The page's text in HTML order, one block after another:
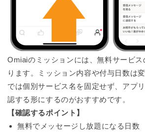
Omiaiのミッションには、無料サービ
ります。ミッション内容や付与日数は
では個別サービス名を固定せず、アプ
認する形にするのがおすすめです。
【確認するポイント】
無料でメッセージし放題になる日数